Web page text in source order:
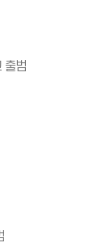
출범